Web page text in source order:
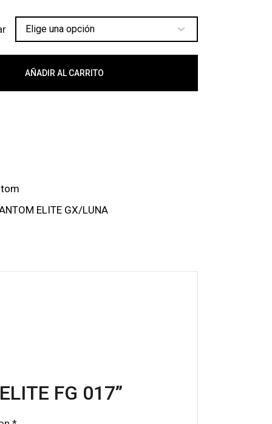
FG 017 cantidad
AÑADIR AL CARRITO
ELITE GX/LUNA
FG 017”